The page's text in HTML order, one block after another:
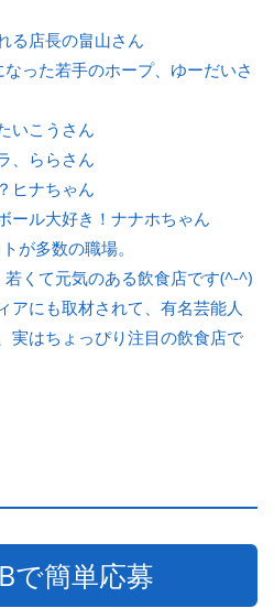
る店長の畠山さん
った若手のホープ、ゆーだいさ
いこうさん
、ららさん
ヒナちゃん
ール大好き！ナナホちゃん
が多数の職場。
くて元気のある飲食店です(^-^)
アにも取材されて、有名芸能人
実はちょっぴり注目の飲食店で
簡単応募